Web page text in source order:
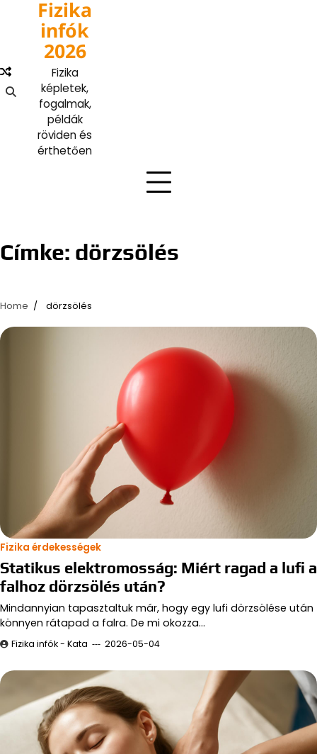
content
Fizika
infók
2026
Fizika
képletek,
fogalmak,
példák
röviden és
érthetően
Címke: dörzsölés
Home dörzsölés
Fizika érdekességek
Statikus elektromosság: Miért ragad a lufi a
falhoz dörzsölés után?
Mindannyian tapasztaltuk már, hogy egy lufi dörzsölése után
könnyen rátapad a falra. De mi okozza…
Fizika infók - Kata 2026-05-04